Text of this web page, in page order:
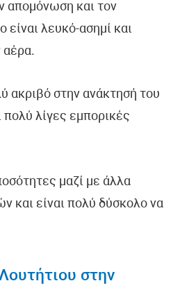
απομόνωση και τον
είναι λευκό-ασημί και
αέρα.
ακριβό στην ανάκτησή του
λίγες εμπορικές
μαζί με άλλα
και είναι πολύ δύσκολο να
στην